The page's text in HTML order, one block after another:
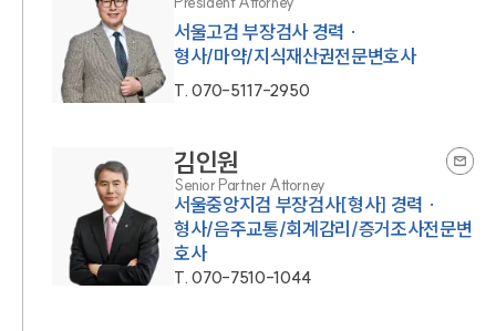
서울고검 부장검사 경력 ·
형사/마약/지식재산권전문변호사
T.070-5117-2950
김인원
Senior Partner Attorney
서울중앙지검 부장검사[형사] 경력 ·
형사/음주교통/회계감리/증거조사전문변
호사
T.070-7510-1044